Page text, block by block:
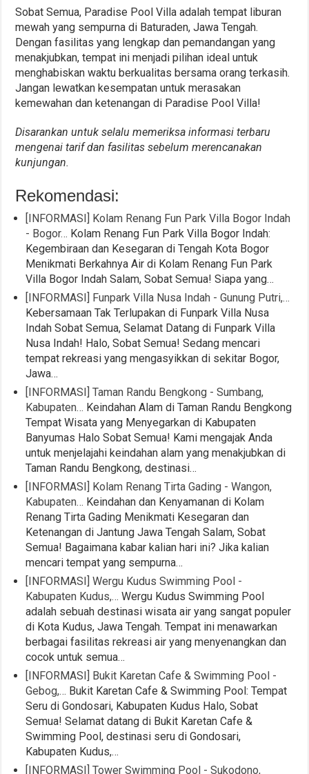
Sobat Semua, Paradise Pool Villa adalah tempat liburan
mewah yang sempurna di Baturaden, Jawa Tengah.
Dengan fasilitas yang lengkap dan pemandangan yang
menakjubkan, tempat ini menjadi pilihan ideal untuk
menghabiskan waktu berkualitas bersama orang terkasih.
Jangan lewatkan kesempatan untuk merasakan
kemewahan dan ketenangan di Paradise Pool Villa!
Disarankan untuk selalu memeriksa informasi terbaru
mengenai tarif dan fasilitas sebelum merencanakan
kunjungan.
Rekomendasi:
[INFORMASI] Kolam Renang Fun Park Villa Bogor Indah
- Bogor… Kolam Renang Fun Park Villa Bogor Indah:
Kegembiraan dan Kesegaran di Tengah Kota Bogor
Menikmati Berkahnya Air di Kolam Renang Fun Park
Villa Bogor Indah Salam, Sobat Semua! Siapa yang…
[INFORMASI] Funpark Villa Nusa Indah - Gunung Putri,…
Kebersamaan Tak Terlupakan di Funpark Villa Nusa
Indah Sobat Semua, Selamat Datang di Funpark Villa
Nusa Indah! Halo, Sobat Semua! Sedang mencari
tempat rekreasi yang mengasyikkan di sekitar Bogor,
Jawa…
[INFORMASI] Taman Randu Bengkong - Sumbang,
Kabupaten… Keindahan Alam di Taman Randu Bengkong
Tempat Wisata yang Menyegarkan di Kabupaten
Banyumas Halo Sobat Semua! Kami mengajak Anda
untuk menjelajahi keindahan alam yang menakjubkan di
Taman Randu Bengkong, destinasi…
[INFORMASI] Kolam Renang Tirta Gading - Wangon,
Kabupaten… Keindahan dan Kenyamanan di Kolam
Renang Tirta Gading Menikmati Kesegaran dan
Ketenangan di Jantung Jawa Tengah Salam, Sobat
Semua! Bagaimana kabar kalian hari ini? Jika kalian
mencari tempat yang sempurna…
[INFORMASI] Wergu Kudus Swimming Pool -
Kabupaten Kudus,… Wergu Kudus Swimming Pool
adalah sebuah destinasi wisata air yang sangat populer
di Kota Kudus, Jawa Tengah. Tempat ini menawarkan
berbagai fasilitas rekreasi air yang menyenangkan dan
cocok untuk semua…
[INFORMASI] Bukit Karetan Cafe & Swimming Pool -
Gebog,… Bukit Karetan Cafe & Swimming Pool: Tempat
Seru di Gondosari, Kabupaten Kudus Halo, Sobat
Semua! Selamat datang di Bukit Karetan Cafe &
Swimming Pool, destinasi seru di Gondosari,
Kabupaten Kudus,…
[INFORMASI] Tower Swimming Pool - Sukodono,